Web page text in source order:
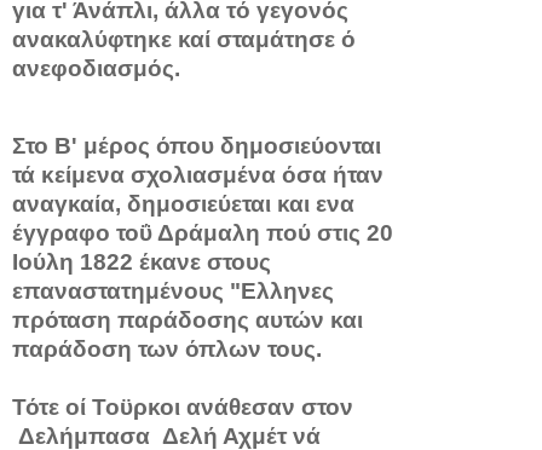
για τ' Άνάπλι, άλλα τό γεγονός
ανακαλύφτηκε καί σταμάτησε ό
ανεφοδιασμός.
Στο Β' μέρος όπου δημοσιεύονται
τά κείμενα σχολιασμένα όσα ήταν
αναγκαία, δημοσιεύεται και ενα
έγγραφο τοΰ Δράμαλη πού στις 20
Ιούλη 1822 έκανε στους
επαναστατημένους "Ελλη­νες
πρόταση παράδοσης αυτών και
παράδοση των όπλων τους.
Τότε οί Τοϋρκοι ανάθεσαν στον
Δελήμπασα Δελή Αχμέτ νά